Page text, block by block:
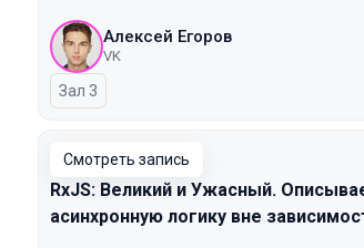
Алексей Егоров
VK
Зал 3
Смотреть запись
RxJS: Великий и Ужасный.
асинхронную логику вне